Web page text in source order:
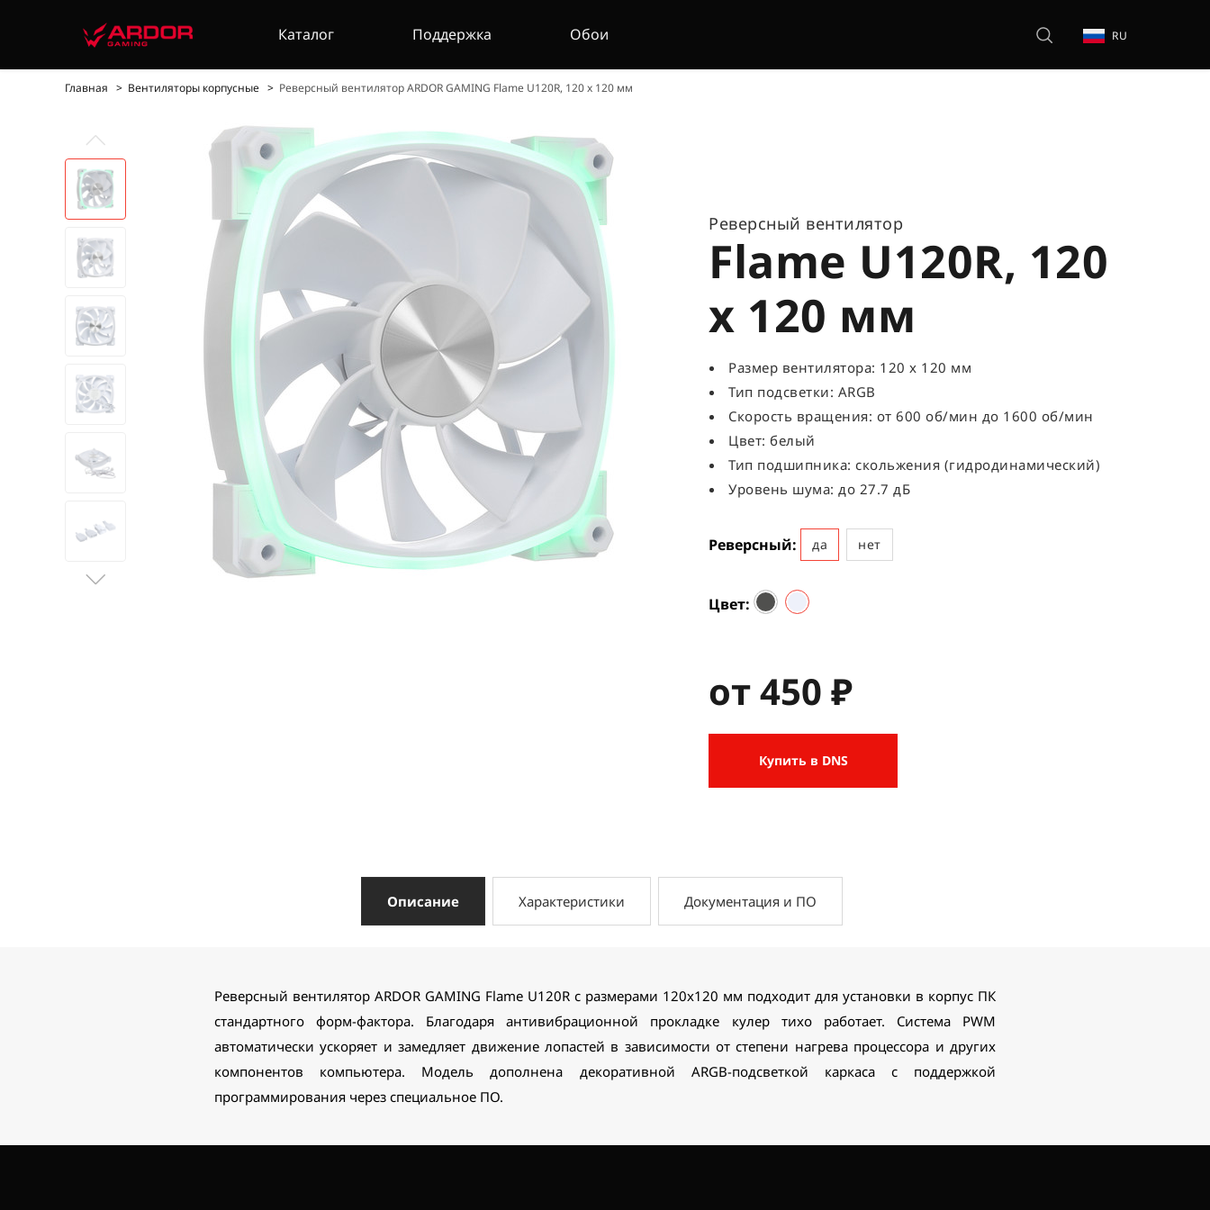
Каталог Поддержка Обои RU
Главная Вентиляторы корпусные Реверсный вентилятор ARDOR GAMING Flame U120R, 120 x 120 мм
Реверсный вентилятор
Flame U120R, 120
x 120 мм
Размер вентилятора: 120 x 120 мм
Тип подсветки: ARGB
Скорость вращения: от 600 об/мин до 1600 об/мин
Цвет: белый
Тип подшипника: скольжения (гидродинамический)
Уровень шума: до 27.7 дБ
Реверсный да нет
Цвет
от 450 ₽
Купить в DNS
Описание Характеристики Документация и ПО
Реверсный вентилятор ARDOR GAMING Flame U120R с размерами 120x120 мм подходит для установки в корпус ПК
стандартного форм-фактора. Благодаря антивибрационной прокладке кулер тихо работает. Система PWM
автоматически ускоряет и замедляет движение лопастей в зависимости от степени нагрева процессора и других
компонентов компьютера. Модель дополнена декоративной ARGB-подсветкой каркаса с поддержкой
программирования через специальное ПО.